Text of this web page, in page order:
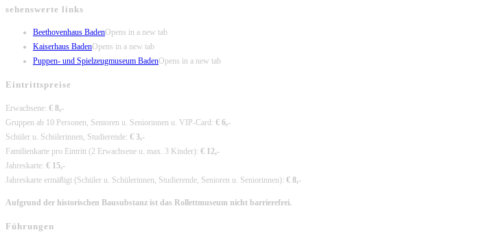
sehenswerte links
Beethovenhaus BadenOpens in a new tab
Kaiserhaus BadenOpens in a new tab
Puppen- und Spielzeugmuseum BadenOpens in a new tab
Eintrittspreise
Erwachsene: € 8,-
Gruppen ab 10 Personen, Senioren u. Seniorinnen u. VIP-Card: € 6,-
Schüler u. Schülerinnen, Studierende: € 3,-
Familienkarte pro Eintritt (2 Erwachsene u. max. 3 Kinder): € 12,-
Jahreskarte: € 15,-
Jahreskarte ermäßigt (Schüler u. Schülerinnen, Studierende, Senioren u. Seniorinnen): € 8,-
Aufgrund der historischen Bausubstanz ist das Rollettmuseum nicht barrierefrei.
Führungen